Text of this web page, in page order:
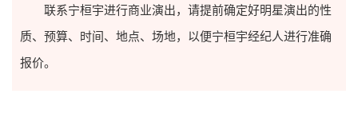
联系宁桓宇进行商业演出，请提前确定好明星演出的性
质、预算、时间、地点、场地，以便宁桓宇经纪人进行准确
报价。